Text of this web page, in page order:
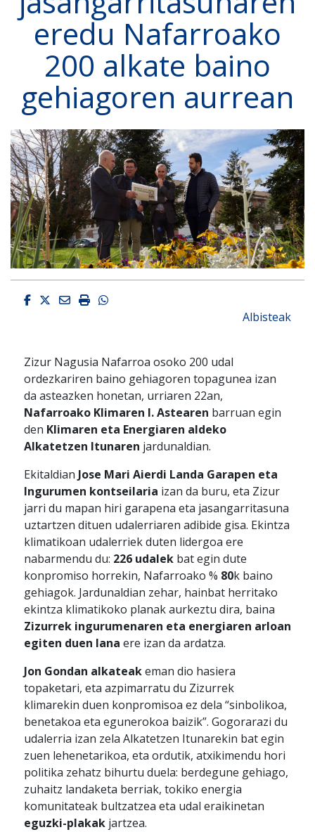
eredu Nafarroako
200 alkate baino
gehiagoren aurrean
Facebook
Twitter
EmailImprimirWhatsapp
Albisteak
Zizur Nagusia Nafarroa osoko 200 udal
ordezkariren baino gehiagoren topagunea izan
da asteazken honetan, urriaren 22an,
Nafarroako Klimaren I. Astearen barruan egin
den Klimaren eta Energiaren aldeko
Alkatetzen Itunaren jardunaldian.
Ekitaldian Jose Mari Aierdi Landa Garapen eta
Ingurumen kontseilaria izan da buru, eta Zizur
jarri du mapan hiri garapena eta jasangarritasuna
uztartzen dituen udalerriaren adibide gisa. Ekintza
klimatikoan udalerriek duten lidergoa ere
nabarmendu du: 226 udalekbat egin dute
konpromiso horrekin, Nafarroako % 80k baino
gehiagok. Jardunaldian zehar, hainbat herritako
ekintza klimatikoko planak aurkeztu dira, baina
Zizurrek ingurumenaren eta energiaren arloan
egiten duen lana ere izan da ardatza.
Jon Gondan alkateakeman dio hasiera
topaketari, eta azpimarratu du Zizurrek
klimarekin duen konpromisoa ez dela “sinbolikoa,
benetakoa eta egunerokoa baizik”. Gogorarazi du
udalerria izan zela Alkatetzen Itunarekin bat egin
zuen lehenetarikoa, eta ordutik, atxikimendu hori
politika zehatz bihurtu duela: berdegune gehiago,
zuhaitz landaketa berriak, tokiko energia
komunitateak bultzatzea eta udal eraikinetan
eguzki-plakakjartzea.